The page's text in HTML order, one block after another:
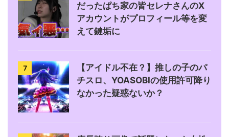
だったぱち家の皆セレナさんのX
アカウントがプロフィール等を変
えて鍵垢に
7
【アイドル不在？】推しの子のパ
チスロ、YOASOBIの使用許可降り
なかった疑惑ないか？